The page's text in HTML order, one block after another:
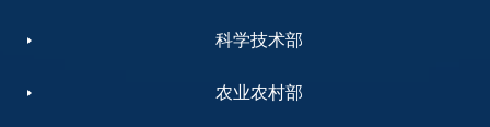
科学技术部
农业农村部